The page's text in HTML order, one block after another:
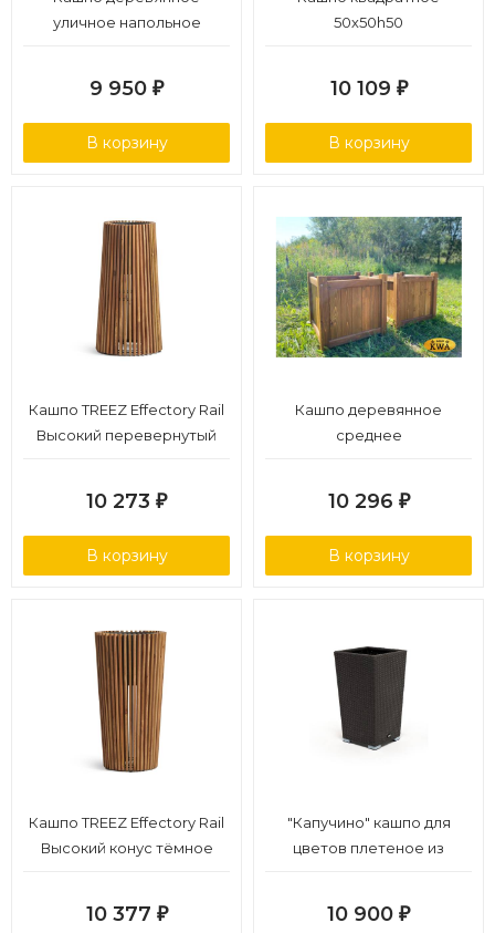
уличное напольное
9 950 ₽
В корзину
50х50h50
10 109 ₽
В корзину
Кашпо TREEZ Effectory Rail
Высокий перевернутый
10 273 ₽
В корзину
Кашпо деревянное
среднее
10 296 ₽
В корзину
Кашпо TREEZ Effectory Rail
Высокий конус тёмное
10 377 ₽
"Капучино" кашпо для
цветов плетеное из
10 900 ₽